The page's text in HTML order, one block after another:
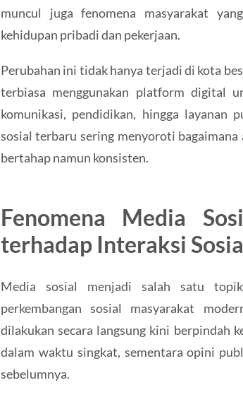
muncul juga fenomena masyarakat
kehidupan pribadi dan pekerjaan.
Perubahan ini tidak hanya terjadi di kota
terbiasa menggunakan platform digital
komunikasi, pendidikan, hingga layanan
sosial terbaru sering menyoroti bagaimana
bertahap namun konsisten.
Fenomena Media
terhadap Interaksi
Media sosial menjadi salah satu
perkembangan sosial masyarakat
dilakukan secara langsung kini berpindah
dalam waktu singkat, sementara opini
sebelumnya.